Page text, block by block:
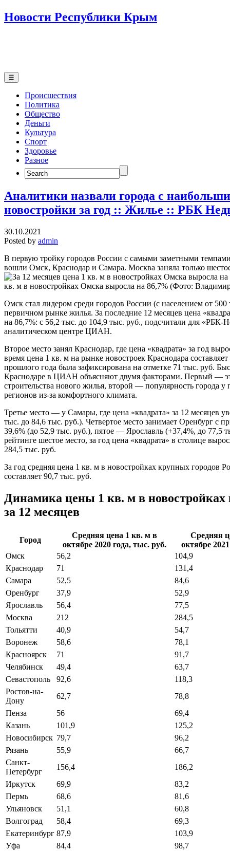
Новости Республики Крым
☰
Происшествия
Политика
Общество
Деньги
Культура
Спорт
Здоровье
Разное
Search
for:
Аналитики назвали города с
новостройки за год :: Жилье :: РБК
30.10.2021
Posted by admin
В первую тройку городов России с самыми заметными темпами
вошли Омск, Краснодар и Самара. Москва заняла только
кв. м в новостройках Омска выросла на 86,7% (Фото:
Омск стал лидером среди городов России (с населением от
первичном рынке жилья. За последние 12 месяцев цена
на 86,7%: с 56,2 тыс. до 104,9 тыс. руб., подсчитали для «РБК-
аналитическом центре ЦИАН.
Второе место занял Краснодар, где цена «квадрата» за год
время цена 1 кв. м на рынке новостроек Краснодара
прошлого года была зафиксирована на отметке 71 тыс. руб.
Краснодаре в ЦИАН объясняют двумя факторами. Первый —
строительства нового жилья, второй — популярность города у
регионов из-за комфортного климата.
Третье место — у Самары, где цена «квадрата» за 12 месяцев
тыс. до 84,6 тыс. руб.). Четвертое место занимает Оренбург с
39,6% (до 52,9 тыс. руб.), пятое — Ярославль (+37,4%, до 77,5
рейтинге шестое место, за год цена «квадрата» в столице
284,5 тыс. руб.
За год средняя цена 1 кв. м в новостройках крупных городов
составляет 90,7 тыс. руб.
Динамика цены 1 кв. м в новостройках
за 12 месяцев
Город
Средняя цена 1 кв. м в
октябре 2020 года, тыс. руб.
Средняя
октябре
Омск
56,2
104,9
Краснодар
71
131,4
Самара
52,5
84,6
Оренбург
37,9
52,9
Ярославль
56,4
77,5
Москва
212
284,5
Тольятти
40,9
54,7
Воронеж
58,6
78,1
Красноярск
71
91,7
Челябинск
49,4
63,7
Севастополь
92,6
118,3
Ростов-на-
Дону
62,7
78,8
Пенза
56
69,4
Казань
101,9
125,2
Новосибирск 79,7
96,2
Рязань
55,9
66,7
Санкт-
Петербург
156,4
186,2
Иркутск
69,9
83,2
Пермь
68,6
81,6
Ульяновск
51,1
60,8
Волгоград
58,4
69,3
Екатеринбург 87,9
103,9
Уфа
84,4
98,7